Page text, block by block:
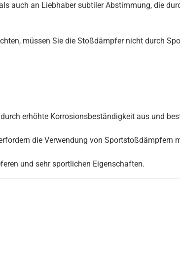
auch an Liebhaber subtiler Abstimmung, die
müssen Sie die Stoßdämpfer nicht durch
erhöhte Korrosionsbeständigkeit aus und
die Verwendung von Sportstoßdämpfern
und sehr sportlichen Eigenschaften.